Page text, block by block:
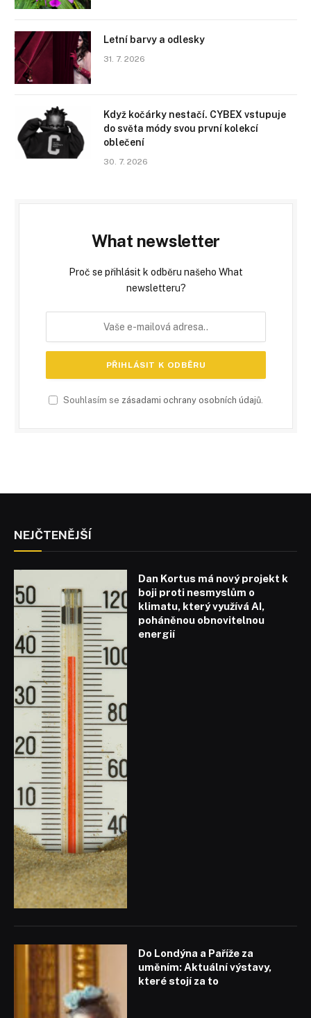
Letní barvy a odlesky
31. 7. 2026
Když kočárky nestačí. CYBEX vstupuje
do světa módy svou první kolekcí
oblečení
30. 7. 2026
What newsletter
Proč se přihlásit k odběru našeho What
newsletteru?
Souhlasím se zásadami ochrany osobních údajů.
NEJČTENĚJŠÍ
Dan Kortus má nový projekt k
boji proti nesmyslům o
klimatu, který využívá AI,
poháněnou obnovitelnou
energií
Do Londýna a Paříže za
uměním: Aktuální výstavy,
které stojí za to